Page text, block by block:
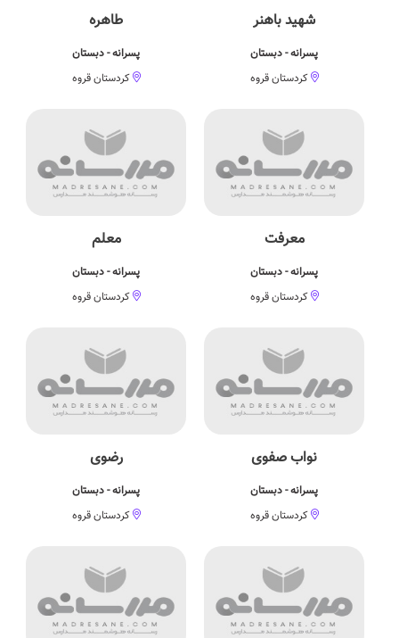
شهید باهنر
پسرانه - دبستان
کردستان قروه
طاهره
پسرانه - دبستان
کردستان قروه
معرفت
پسرانه - دبستان
کردستان قروه
معلم
پسرانه - دبستان
کردستان قروه
نواب صفوی
پسرانه - دبستان
کردستان قروه
رضوی
پسرانه - دبستان
کردستان قروه